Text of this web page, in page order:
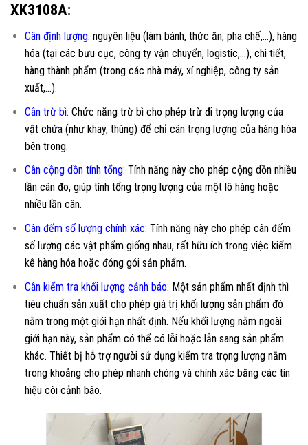
XK3108A:
Cân định lượng: nguyên liệu (làm bánh, thức ăn, pha chế,…), hàng
hóa (tại các bưu cục, công ty vận chuyển, logistic,…), chi tiết,
hàng thành phẩm (trong các nhà máy, xí nghiệp, công ty sản
xuất,…).
Cân trừ bì: Chức năng trừ bì cho phép trừ đi trọng lượng của
vật chứa (như khay, thùng) để chỉ cân trọng lượng của hàng hóa
bên trong.
Cân cộng dồn tính tổng: Tính năng này cho phép cộng dồn nhiều
lần cân đo, giúp tính tổng trọng lượng của một lô hàng hoặc
nhiều lần cân.
Cân đếm số lượng chính xác: Tính năng này cho phép cân đếm
số lượng các vật phẩm giống nhau, rất hữu ích trong việc kiểm
kê hàng hóa hoặc đóng gói sản phẩm.
Cân kiểm tra khối lượng cảnh báo: Một sản phẩm nhất định thì
tiêu chuẩn sản xuất cho phép giá trị khối lượng sản phẩm đó
nằm trong một giới hạn nhất định. Nếu khối lượng nằm ngoài
giới hạn này, sản phẩm có thể có lỗi hoặc lẫn sang sản phẩm
khác. Thiết bị hỗ trợ người sử dụng kiểm tra trọng lượng nằm
trong khoảng cho phép nhanh chóng và chính xác bằng các tín
hiệu còi cảnh báo.